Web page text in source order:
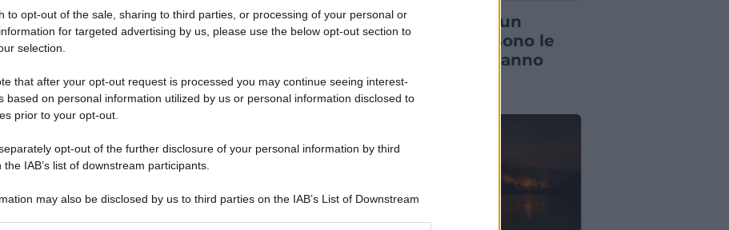
to opt-out of the sale, sharing to third parties, or processing of your personal or
for targeted advertising by us, please use the below opt-out section to
selection.
that after your opt-out request is processed you may continue seeing interest-
based on personal information utilized by us or personal information disclosed to
prior to your opt-out.
opt-out of the further disclosure of your personal information by third
the IAB’s list of downstream participants.
may also be disclosed by us to third parties on the IAB’s List of Downstream
2024, in top10 anche l’Italia: foto e
nel 2024: in top10 anche l’Italia
Se il budget non è un
problema, queste sono le
mete di lusso che fanno
sognare nel 2026